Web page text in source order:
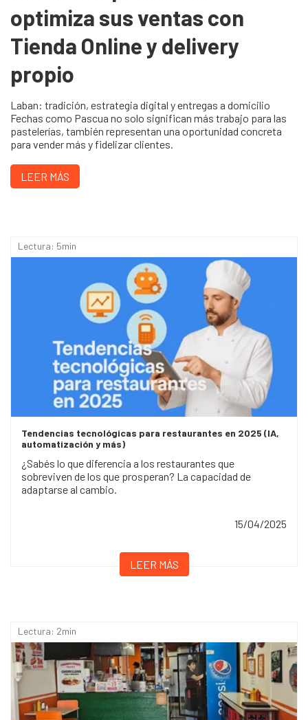
optimiza sus ventas con
Tienda Online y delivery
propio
Laban: tradición, estrategia digital y entregas a domicilio
Fechas como Pascua no solo significan más trabajo para las
pastelerías, también representan una oportunidad concreta
para vender más y fidelizar clientes.
LEER MÁS
Lectura: 5min
Tendencias tecnológicas para restaurantes en 2025 (IA,
automatización y más)
¿Sabés lo que diferencia a los restaurantes que
sobreviven de los que prosperan? La capacidad de
adaptarse al cambio.
15/04/2025
LEER MÁS
Lectura: 2min